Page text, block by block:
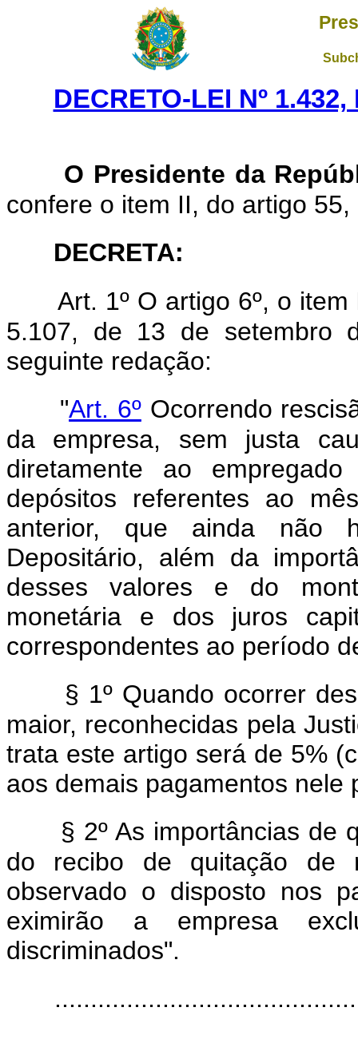
DECRETO-LEI Nº
O Presidente da
confere o item II, do artigo
DECRETA:
Art. 1º O artigo 6º, o
5.107, de 13 de setembro
seguinte redação:
"Art. 6ºOcorrendo
da empresa, sem justa
diretamente ao
depósitos referentes ao
anterior, que ainda não
Depositário, além da
desses valores e do
monetária e dos juros
correspondentes ao período
§ 1º Quando ocorrer
maior, reconhecidas pela
trata este artigo será de 5%
aos demais pagamentos nele
§ 2º As importâncias de
do recibo de quitação de
observado o disposto nos
eximirão a empresa
discriminados".